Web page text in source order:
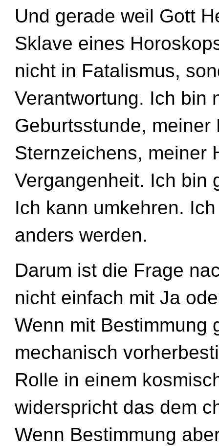
Und gerade weil Gott
Sklave eines
nicht in Fatalismus,
Verantwortung. Ich bin
Geburtsstunde,
Sternzeichens, meiner
Vergangenheit. Ich bin
Ich kann umkehren.
anders werden.
Darum ist die Frage
nicht einfach mit Ja
Wenn mit Bestimmung
mechanisch
Rolle in einem
widerspricht das dem
Wenn Bestimmung